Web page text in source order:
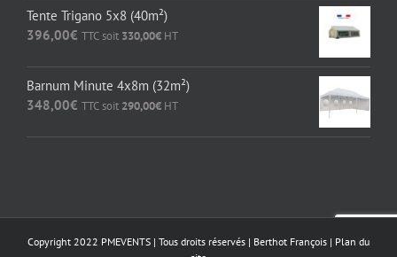
Tente Trigano 5x8 (40m²)
396,00€ TTC soit 330,00€ HT
Barnum Minute 4x8m (32m²)
348,00€ TTC soit 290,00€ HT
Copyright 2022 PMEVENTS | Tous droits réservés | Berthot François | Plan du